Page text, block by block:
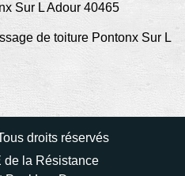
Sur L Adour 40465
de toiture Pontonx Sur L
droits réservés
de la Résistance